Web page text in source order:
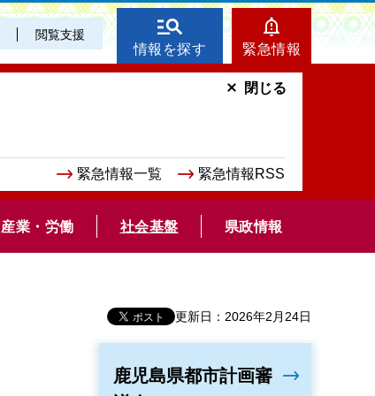
閲覧支援
情報を探す 緊急情報
緊急情報一覧 緊急情報RSS
閉じる
産業・労働 社会基盤 県政情報
更新日：2026年2月24日
鹿児島県都市計画審